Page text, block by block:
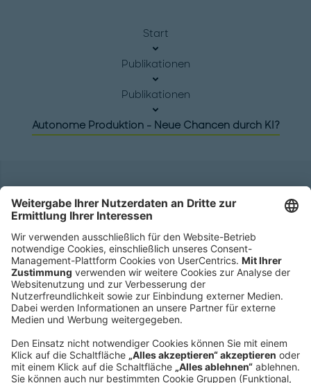
Start
Publikationen
Publikationen
Autonome Produktion - Neue Chancen durch KI?
Hauptsitz
Roland Berger GmbH
Sederanger 1
80538 München
Deutschland
Telefon:
+49 89 9230-0
Fax:
+49 89 9230-8202